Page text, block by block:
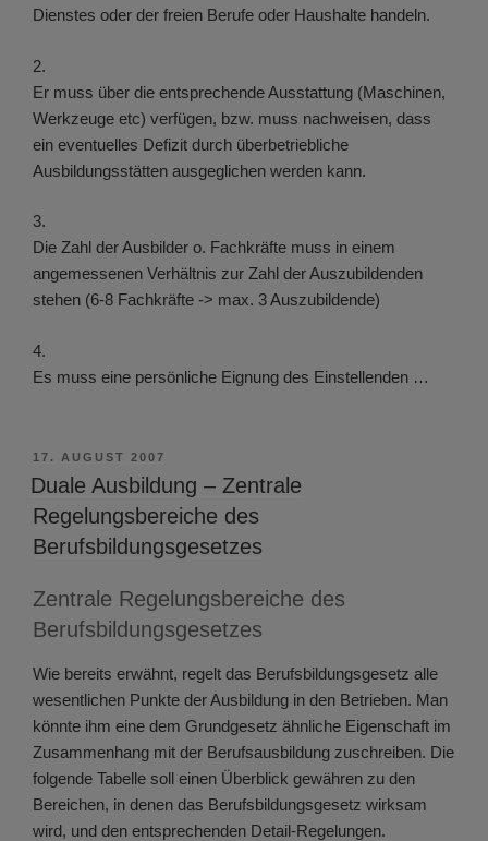
Dienstes oder der freien Berufe oder Haushalte handeln.
2.
Er muss über die entsprechende Ausstattung (Maschinen,
Werkzeuge etc) verfügen, bzw. muss nachweisen, dass
ein eventuelles Defizit durch überbetriebliche
Ausbildungsstätten ausgeglichen werden kann.
3.
Die Zahl der Ausbilder o. Fachkräfte muss in einem
angemessenen Verhältnis zur Zahl der Auszubildenden
stehen (6-8 Fachkräfte -> max. 3 Auszubildende)
4.
Es muss eine persönliche Eignung des Einstellenden …
VERÖFFENTLICHT
AM
17. AUGUST 2007
Duale Ausbildung – Zentrale
Regelungsbereiche des
Berufsbildungsgesetzes
Zentrale Regelungsbereiche des
Berufsbildungsgesetzes
Wie bereits erwähnt, regelt das Berufsbildungsgesetz alle
wesentlichen Punkte der Ausbildung in den Betrieben. Man
könnte ihm eine dem Grundgesetz ähnliche Eigenschaft im
Zusammenhang mit der Berufsausbildung zuschreiben. Die
folgende Tabelle soll einen Überblick gewähren zu den
Bereichen, in denen das Berufsbildungsgesetz wirksam
wird, und den entsprechenden Detail-Regelungen.